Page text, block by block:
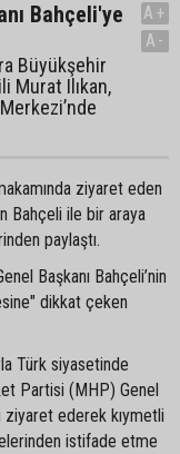
Bahçeli'ye
Büyükşehir
Murat Ilıkan,
A+
A-
ziyaret eden
Bahçeli ile bir araya
paylaştı.
Başkanı Bahçeli’nin
dikkat çeken
Türk siyasetinde
Partisi (MHP) Genel
ziyaret ederek kıymetli
istifade etme